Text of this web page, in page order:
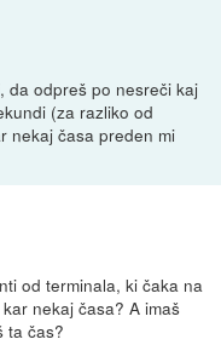
da odpreš po nesreči kaj
(za razliko od
nekaj časa preden mi
od terminala, ki čaka na
nekaj časa? A imaš
ta čas?